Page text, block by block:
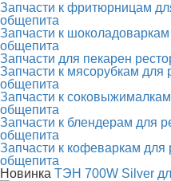
Запчасти к фритюрницам
общепита
Запчасти к
общепита
Запчасти для пекарен
Запчасти к мясорубкам для
общепита
Запчасти к
общепита
Запчасти к блендерам для
общепита
Запчасти к кофеваркам
общепита
Новинка ТЭН 700W Silver